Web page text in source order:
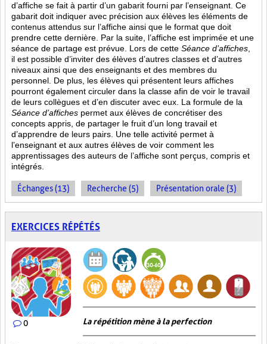
d’affiche se fait à partir d’un gabarit fourni par l’enseignant. Ce
gabarit doit indiquer avec précision aux élèves les éléments de
contenus attendus sur l’affiche ainsi que le format que doit
prendre cette dernière. Par la suite, l’affiche est imprimée et une
séance de partage est prévue. Lors de cette Séance d’affiches
il est possible d’inviter des élèves d’autres classes et d’autres
niveaux ainsi que des enseignants et des membres du
personnel. De plus, les élèves qui présentent leurs affiches
pourront également circuler dans la classe afin de voir le travail
de leurs collègues et d’en discuter avec eux. La formule de la
Séance d’affiches permet aux élèves de concrétiser des
concepts appris, de partager le fruit d’un long travail et
d’apprendre de leurs pairs. Une telle activité permet à
l’enseignant et aux autres élèves de voir comment les
apprentissages des auteurs de l’affiche sont perçus, compris et
intégrés.
Échanges (13) Recherche (5) Présentation orale (3)
EXERCICES RÉPÉTÉS
0 La répétition mène à la perfection